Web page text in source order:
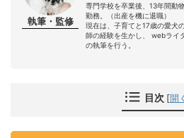
執筆・監修
専門学校を卒業後、13年間動
勤務。（出産を機に退職）
現在は、子育てと17歳の愛犬
師の経験を生かし、 webライ
の執筆を行う。
目次 [開く